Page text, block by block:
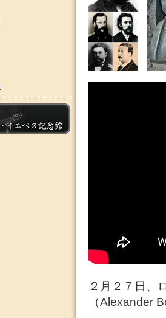
２月２７日、
（Alexander